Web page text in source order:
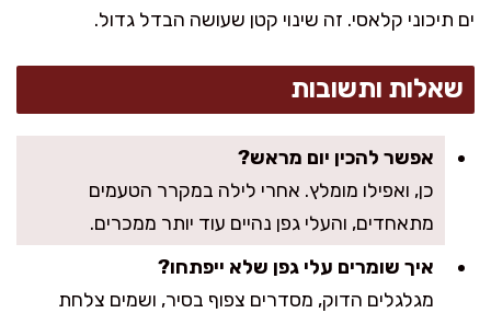
ים תיכוני קלאסי. זה שינוי קטן שעושה הבדל גדול.
שאלות ותשובות
אפשר להכין יום מראש?
כן, ואפילו מומלץ. אחרי לילה במקרר הטעמים
מתאחדים, והעלי גפן נהיים עוד יותר ממכרים.
איך שומרים עלי גפן שלא ייפתחו?
מגלגלים הדוק, מסדרים צפוף בסיר, ושמים צלחת